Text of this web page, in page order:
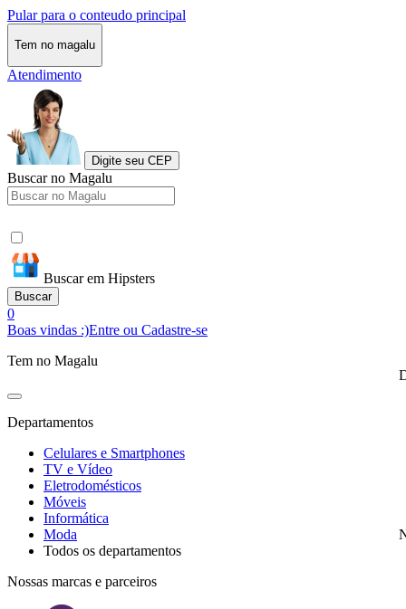
Pular para o conteudo principal
Tem no magalu
Atendimento
Digite seu CEP
Buscar no Magalu
Buscar em Hipsters
Buscar
0
Boas vindas :)Entre ou Cadastre-se
Tem no Magalu
Departamentos
Celulares e Smartphones
TV e Vídeo
Eletrodomésticos
Móveis
Informática
Moda
Todos os departamentos
Nossas marcas e parceiros